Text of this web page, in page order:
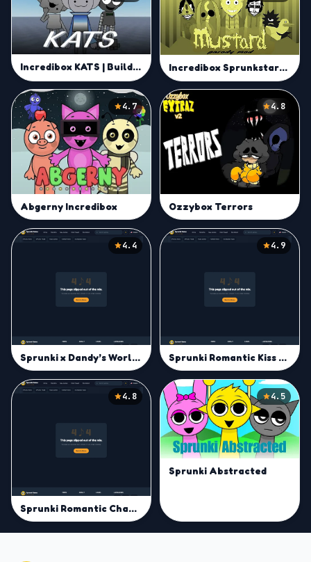
Incredibox KATS | Build Unique Beats and Remix in Sprunki Online Incredibox Sprunkstard [If sprunki were in mustard] remix | Yellow Sprunki Musical Experience
4.7
Abgerny Incredibox
4.8
Ozzybox Terrors
4.4
Sprunki x Dandy’s World Mod
4.9
Sprunki Romantic Kiss Run Challenge
4.8
Sprunki Romantic Challenge
4.5
Sprunki Abstracted